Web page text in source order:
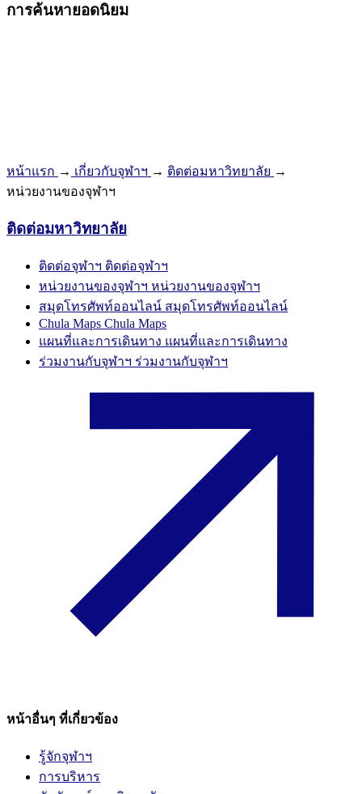
การค้นหายอดนิยม
หน้าแรก → เกี่ยวกับจุฬาฯ → ติดต่อมหาวิทยาลัย →
หน่วยงานของจุฬาฯ
ติดต่อมหาวิทยาลัย
ติดต่อจุฬาฯ ติดต่อจุฬาฯ
หน่วยงานของจุฬาฯ หน่วยงานของจุฬาฯ
สมุดโทรศัพท์ออนไลน์ สมุดโทรศัพท์ออนไลน์
Chula Maps Chula Maps
แผนที่และการเดินทาง แผนที่และการเดินทาง
ร่วมงานกับจุฬาฯ ร่วมงานกับจุฬาฯ
หน้าอื่นๆ ที่เกี่ยวข้อง
รู้จักจุฬาฯ
การบริหาร